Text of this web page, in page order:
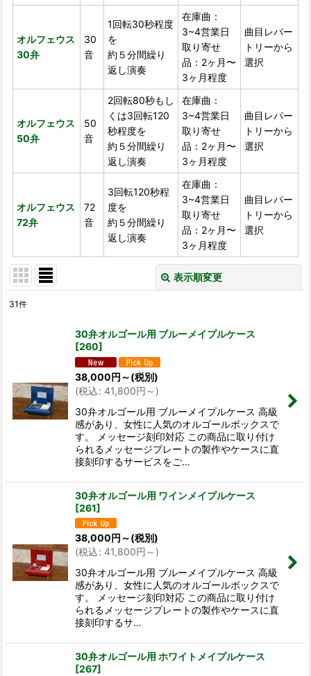
オルフェウス
30弁
30
音
1回転30秒程度
を
約５分間繰り
返し演奏
在庫曲：
3~4営業日
取り寄せ
品：2ヶ月〜
3ヶ月程度
曲目レパー
トリーから
選択
オルフェウス
50弁
50
音
2回転80秒もし
くは3回転120
秒程度を
約５分間繰り
返し演奏
在庫曲：
3~4営業日
取り寄せ
品：2ヶ月〜
3ヶ月程度
曲目レパー
トリーから
選択
オルフェウス
72弁
72
音
3回転120秒程
度を
約５分間繰り
返し演奏
在庫曲：
3~4営業日
取り寄せ
品：2ヶ月〜
3ヶ月程度
曲目レパー
トリーから
選択
表示順変更
並び順:
絞り込む
31件
30弁オルゴール用 ブルーメイプルケース
[260]
38,000円 ～(税別)
(税込: 41,800円 ～ )
30弁オルゴール用 ブルーメイプルケース 高級
感があり、女性に人気のオルゴールボックスで
す。 メッセージ刻印対応 この商品に取り付け
られるメッセージプレートの製作やケースに直
接刻印するサービスをご…
30弁オルゴール用 ワインメイプルケース
[261]
38,000円 ～(税別)
(税込: 41,800円 ～ )
30弁オルゴール用 ブルーメイプルケース 高級
感があり、女性に人気のオルゴールボックスで
す。 メッセージ刻印対応 この商品に取り付け
られるメッセージプレートの製作やケースに直
接刻印するサ…
30弁オルゴール用 ホワイトメイプルケース
[267]